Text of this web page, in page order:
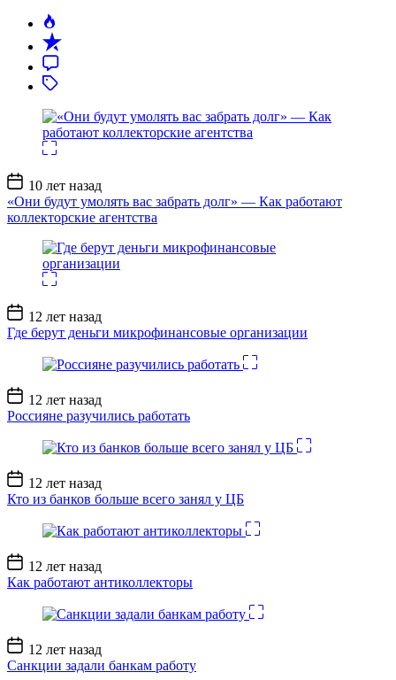
Дата
записи
10 лет назад
«Они будут умолять вас забрать долг» — Как работают
коллекторские агентства
Дата
записи
12 лет назад
Где берут деньги микрофинансовые организации
Дата
записи
12 лет назад
Россияне разучились работать
Дата
записи
12 лет назад
Кто из банков больше всего занял у ЦБ
Дата
записи
12 лет назад
Как работают антиколлекторы
Дата
записи
12 лет назад
Санкции задали банкам работу